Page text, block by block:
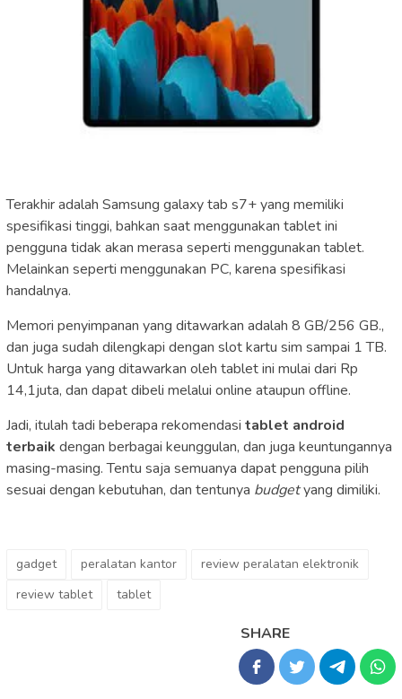
Terakhir adalah Samsung galaxy tab s7+ yang memiliki
spesifikasi tinggi, bahkan saat menggunakan tablet ini
pengguna tidak akan merasa seperti menggunakan tablet.
Melainkan seperti menggunakan PC, karena spesifikasi
handalnya.
Memori penyimpanan yang ditawarkan adalah 8 GB/256 GB.,
dan juga sudah dilengkapi dengan slot kartu sim sampai 1 TB.
Untuk harga yang ditawarkan oleh tablet ini mulai dari Rp
14,1juta, dan dapat dibeli melalui online ataupun offline.
Jadi, itulah tadi beberapa rekomendasi tablet android
terbaik dengan berbagai keunggulan, dan juga keuntungannya
masing-masing. Tentu saja semuanya dapat pengguna pilih
sesuai dengan kebutuhan, dan tentunya budgetyang dimiliki.
gadget peralatan kantor
review peralatan elektronik
review tablet
tablet
SHARE